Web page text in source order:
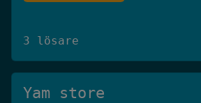
3 lösare
Yam store